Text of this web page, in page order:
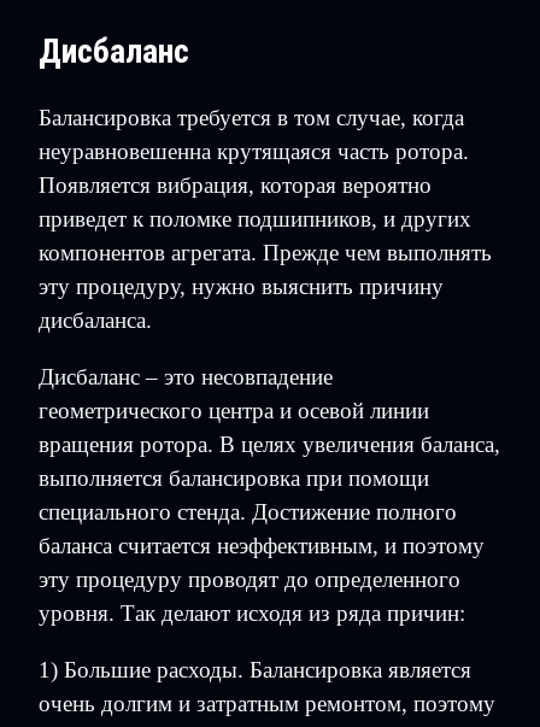
Дисбаланс
Балансировка требуется в том случае, когда
неуравновешенна крутящаяся часть ротора.
Появляется вибрация, которая вероятно
приведет к поломке подшипников, и других
компонентов агрегата. Прежде чем выполнять
эту процедуру, нужно выяснить причину
дисбаланса.
Дисбаланс – это несовпадение
геометрического центра и осевой линии
вращения ротора. В целях увеличения баланса,
выполняется балансировка при помощи
специального стенда. Достижение полного
баланса считается неэффективным, и поэтому
эту процедуру проводят до определенного
уровня. Так делают исходя из ряда причин:
1) Большие расходы. Балансировка является
очень долгим и затратным ремонтом, поэтому